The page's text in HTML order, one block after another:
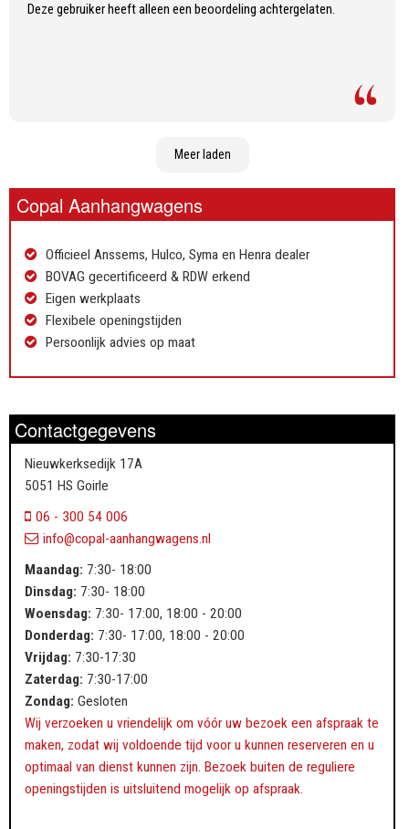
Deze gebruiker heeft alleen een beoordeling achtergelaten.
Meer laden
Copal Aanhangwagens
Officieel Anssems, Hulco, Syma en Henra dealer
BOVAG gecertificeerd & RDW erkend
Eigen werkplaats
Flexibele openingstijden
Persoonlijk advies op maat
Contactgegevens
Nieuwkerksedijk 17A
5051 HS Goirle
06 - 300 54 006
info@copal-aanhangwagens.nl
Maandag: 7:30- 18:00
Dinsdag: 7:30- 18:00
Woensdag: 7:30- 17:00, 18:00 - 20:00
Donderdag: 7:30- 17:00, 18:00 - 20:00
Vrijdag: 7:30-17:30
Zaterdag: 7:30-17:00
Zondag: Gesloten
Wij verzoeken u vriendelijk om vóór uw bezoek een afspraak te
maken, zodat wij voldoende tijd voor u kunnen reserveren en u
optimaal van dienst kunnen zijn. Bezoek buiten de reguliere
openingstijden is uitsluitend mogelijk op afspraak.